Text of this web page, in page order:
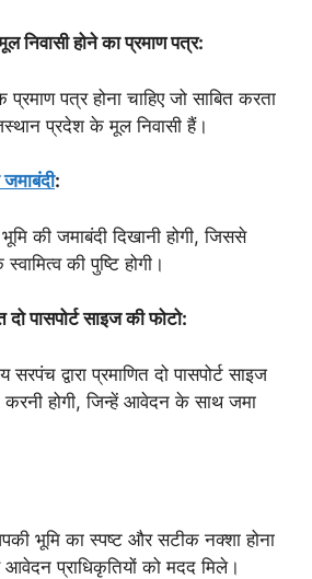
निवासी होने का प्रमाण पत्र:
पत्र होना चाहिए जो साबित करता
प्रदेश के मूल निवासी हैं।
:
की जमाबंदी दिखानी होगी, जिससे
की पुष्टि होगी।
दो पासपोर्ट साइज की फोटो:
द्वारा प्रमाणित दो पासपोर्ट साइज
करनी होगी, जिन्हें आवेदन के साथ जमा
भूमि का स्पष्ट और सटीक नक्शा होना
आवेदन प्राधिकृतियों को मदद मिले।